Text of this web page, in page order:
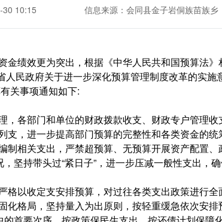
30 10:15 信息来源：会同县金子岩侗族苗族乡
绩效更为突出，根据《中华人民共和国预算法
民政府关于进一步深化预算管理制度改革的实
关事项通知如下:
，各部门和单位的财政拨款收支、财政专户管理
，进一步提高部门预算的完整性和各类资金的
相关支出，严禁超预算、无预算开展资产配置、
坚持带头过“紧日子”，进一步压减一般性支出，
格以收定支安排预算，对过往各类支出政策进行
格局，坚持量入为出原则，按轻重缓急依次安